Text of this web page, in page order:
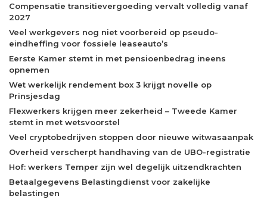
Compensatie transitievergoeding vervalt volledig vanaf
2027
Veel werkgevers nog niet voorbereid op pseudo-
eindheffing voor fossiele leaseauto’s
Eerste Kamer stemt in met pensioenbedrag ineens
opnemen
Wet werkelijk rendement box 3 krijgt novelle op
Prinsjesdag
Flexwerkers krijgen meer zekerheid – Tweede Kamer
stemt in met wetsvoorstel
Veel cryptobedrijven stoppen door nieuwe witwasaanpak
Overheid verscherpt handhaving van de UBO-registratie
Hof: werkers Temper zijn wel degelijk uitzendkrachten
Betaalgegevens Belastingdienst voor zakelijke
belastingen